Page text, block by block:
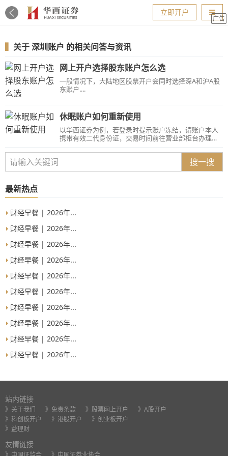
导航
立即开户
广告
关于深圳账户 的相关问答与资讯
网上开户选择股东账户怎么选
一般情况下，大陆地区股票开户会同时选择深A和沪A股
东账户....
休眠账户如何重新使用
以华西证券为例，若登录时提示账户冻结，请账户本人
携带有效二代身份证，交易时间前往营业部柜台办理休
搜一搜
最新热点
财经早餐 | 2026年...
财经早餐 | 2026年...
财经早餐 | 2026年...
财经早餐 | 2026年...
财经早餐 | 2026年...
财经早餐 | 2026年...
财经早餐 | 2026年...
财经早餐 | 2026年...
财经早餐 | 2026年...
财经早餐 | 2026年...
站内链接
》关于我们 》免责条款 》股票网上开户
》A股开户
》科创板开户
》港股开户
》创业板开户
》益理财
友情链接